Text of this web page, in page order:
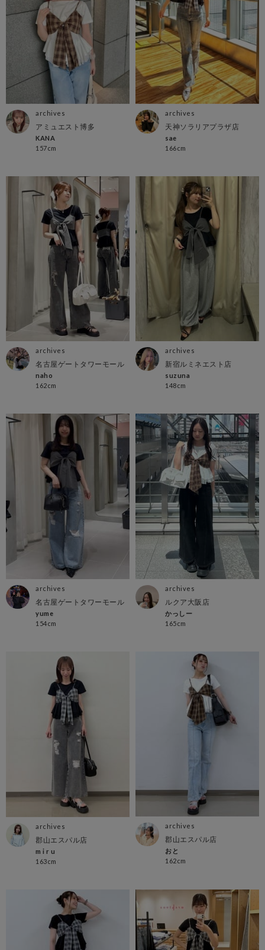
archives
アミュエスト博多
KANA
157cm
archives
天神ソラリアプラザ店
sae
166cm
archives
名古屋ゲートタワーモール
naho
162cm
archives
新宿ルミネエスト店
suzuna
148cm
archives
名古屋ゲートタワーモール
yume
154cm
archives
ルクア大阪店
かっしー
165cm
archives
郡山エスパル店
m i r u
163cm
archives
郡山エスパル店
おと
162cm